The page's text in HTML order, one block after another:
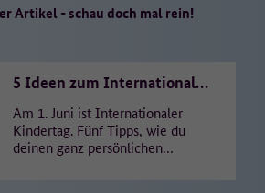
Artikel - schau doch mal rein!
5 Ideen zum Internationalen
Am 1. Juni ist Internationaler
Kindertag. Fünf Tipps, wie du
deinen ganz persönlichen